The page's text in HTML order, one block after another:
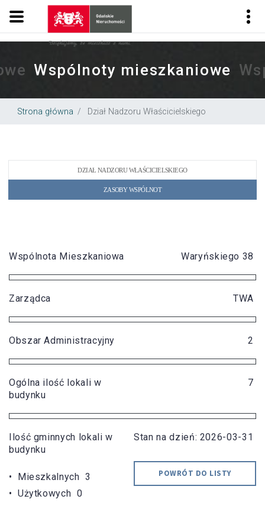
Gdańskie Nieruchomości
Wspólnoty mieszkaniowe
Strona główna Dział Nadzoru Właścicielskiego
DZIAŁ NADZORU WŁAŚCICIELSKIEGO
ZASOBY WSPÓLNOT
Wspólnota Mieszkaniowa Waryńskiego 38
Zarządca TWA
Obszar Administracyjny 2
Ogólna ilość lokali w
budynku
7
Ilość gminnych lokali w
budynku
• Mieszkalnych 3
• Użytkowych 0
Stan na dzień: 2026-03-31
POWRÓT DO LISTY